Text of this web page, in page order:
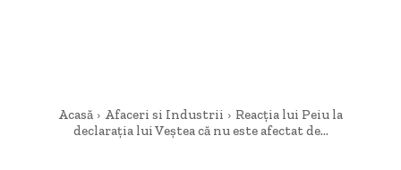
Acasă Afaceri si Industrii
Reacția lui Peiu la
declarația lui Veștea că nu este afectat de...